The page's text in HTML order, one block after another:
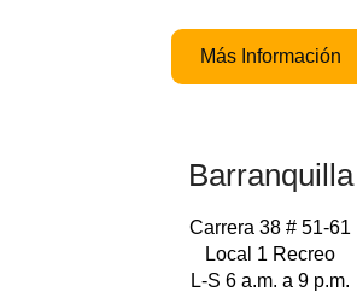
Más Información
Barranquilla
Carrera 38 # 51-61
Local 1 Recreo
L-S 6 a.m. a 9 p.m.